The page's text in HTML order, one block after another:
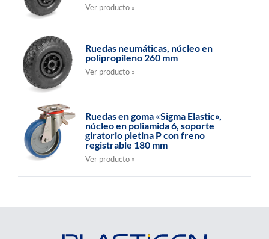
Ver producto »
Ruedas neumáticas, núcleo en
polipropileno 260 mm
Ver producto »
Ruedas en goma «Sigma Elastic»,
núcleo en poliamida 6, soporte
giratorio pletina P con freno
registrable 180 mm
Ver producto »